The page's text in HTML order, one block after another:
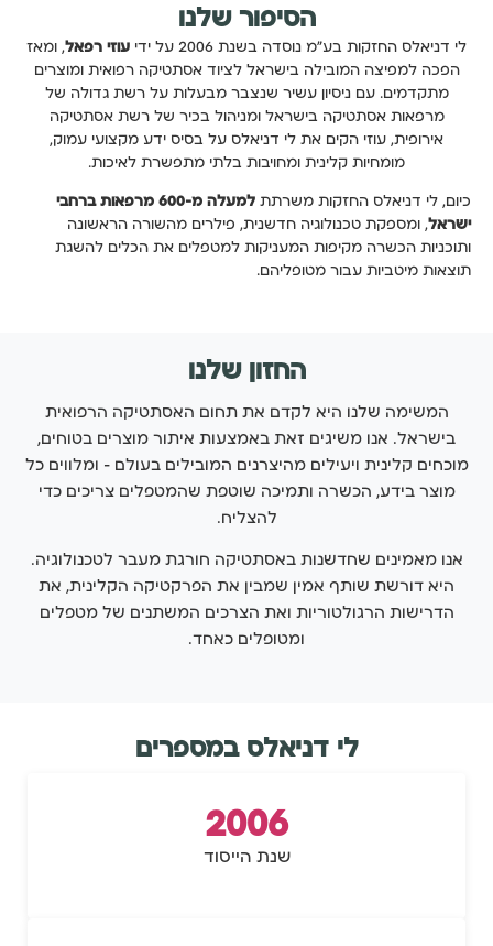
הסיפור שלנו
לי דניאלס החזקות בע"מ נוסדה בשנת 2006 על ידי עוזי רפאל, ומאז
הפכה למפיצה המובילה בישראל לציוד אסתטיקה רפואית ומוצרים
מתקדמים. עם ניסיון עשיר שנצבר מבעלות על רשת גדולה של
מרפאות אסתטיקה בישראל ומניהול בכיר של רשת אסתטיקה
אירופית, עוזי הקים את לי דניאלס על בסיס ידע מקצועי עמוק,
מומחיות קלינית ומחויבות בלתי מתפשרת לאיכות.
כיום, לי דניאלס החזקות משרתת
למעלה מ-600 מרפאות ברחבי
ישראל, ומספקת טכנולוגיה חדשנית, פילרים מהשורה הראשונה
ותוכניות הכשרה מקיפות המעניקות למטפלים את הכלים להשגת
תוצאות מיטביות עבור מטופליהם.
החזון שלנו
המשימה שלנו היא לקדם את תחום האסתטיקה הרפואית
בישראל. אנו משיגים זאת באמצעות איתור מוצרים בטוחים,
מוכחים קלינית ויעילים מהיצרנים המובילים בעולם — ומלווים כל
מוצר בידע, הכשרה ותמיכה שוטפת שהמטפלים צריכים כדי
להצליח.
אנו מאמינים שחדשנות באסתטיקה חורגת מעבר לטכנולוגיה.
היא דורשת שותף אמין שמבין את הפרקטיקה הקלינית, את
הדרישות הרגולטוריות ואת הצרכים המשתנים של מטפלים
ומטופלים כאחד.
לי דניאלס במספרים
2006
שנת הייסוד